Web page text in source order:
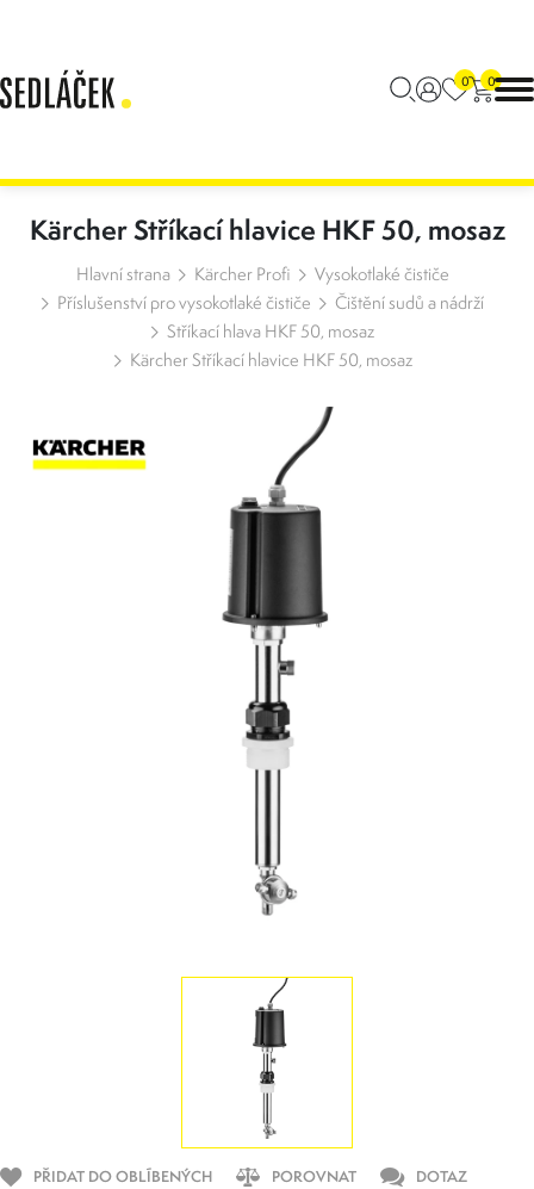
0 0
Kärcher Stříkací hlavice HKF 50, mosaz
Hlavní strana Kärcher Profi
Vysokotlaké čističe
Příslušenství pro vysokotlaké čističe
Čištění sudů a nádrží
Stříkací hlava HKF 50, mosaz
Kärcher Stříkací hlavice HKF 50, mosaz
PŘIDAT DO OBLÍBENÝCH POROVNAT DOTAZ